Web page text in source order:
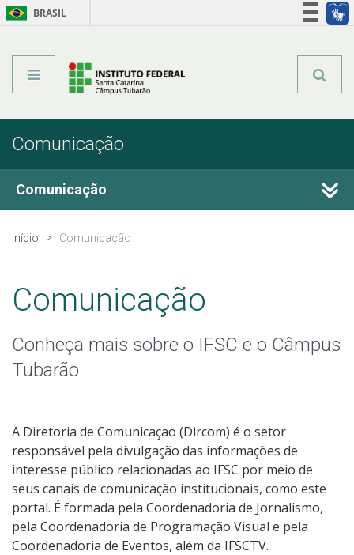
BRASIL
Comunicação
Comunicação
Fale Conosco
Calendário de Eventos
Notícias
Livros e Periódicos
Identidade Visual do IFSC
Início Comunicação
Comunicação
Conheça mais sobre o IFSC e o Câmpus
Tubarão
A Diretoria de Comunicaçao (Dircom) é o setor
responsável pela divulgação das informações de
interesse público relacionadas ao IFSC por meio de
seus canais de comunicação institucionais, como este
portal. É formada pela Coordenadoria de Jornalismo,
pela Coordenadoria de Programação Visual e pela
Coordenadoria de Eventos, além da IFSCTV.